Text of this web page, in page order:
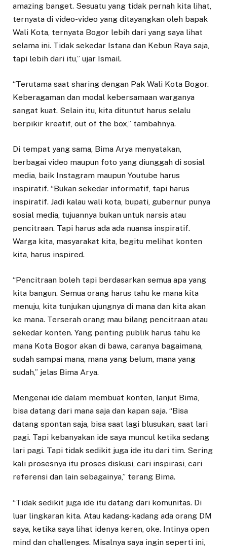
amazing banget. Sesuatu yang tidak pernah kita lihat,
ternyata di video-video yang ditayangkan oleh bapak
Wali Kota, ternyata Bogor lebih dari yang saya lihat
selama ini. Tidak sekedar Istana dan Kebun Raya saja,
tapi lebih dari itu,” ujar Ismail.
“Terutama saat sharing dengan Pak Wali Kota Bogor.
Keberagaman dan modal kebersamaan warganya
sangat kuat. Selain itu, kita dituntut harus selalu
berpikir kreatif, out of the box,” tambahnya.
Di tempat yang sama, Bima Arya menyatakan,
berbagai video maupun foto yang diunggah di sosial
media, baik Instagram maupun Youtube harus
inspiratif. “Bukan sekedar informatif, tapi harus
inspiratif. Jadi kalau wali kota, bupati, gubernur punya
sosial media, tujuannya bukan untuk narsis atau
pencitraan. Tapi harus ada ada nuansa inspiratif.
Warga kita, masyarakat kita, begitu melihat konten
kita, harus inspired.
“Pencitraan boleh tapi berdasarkan semua apa yang
kita bangun. Semua orang harus tahu ke mana kita
menuju, kita tunjukan ujungnya di mana dan kita akan
ke mana. Terserah orang mau bilang pencitraan atau
sekedar konten. Yang penting publik harus tahu ke
mana Kota Bogor akan di bawa, caranya bagaimana,
sudah sampai mana, mana yang belum, mana yang
sudah,” jelas Bima Arya.
Mengenai ide dalam membuat konten, lanjut Bima,
bisa datang dari mana saja dan kapan saja. “Bisa
datang spontan saja, bisa saat lagi blusukan, saat lari
pagi. Tapi kebanyakan ide saya muncul ketika sedang
lari pagi. Tapi tidak sedikit juga ide itu dari tim. Sering
kali prosesnya itu proses diskusi, cari inspirasi, cari
referensi dan lain sebagainya,” terang Bima.
“Tidak sedikit juga ide itu datang dari komunitas. Di
luar lingkaran kita. Atau kadang-kadang ada orang DM
saya, ketika saya lihat idenya keren, oke. Intinya open
mind dan challenges. Misalnya saya ingin seperti ini,